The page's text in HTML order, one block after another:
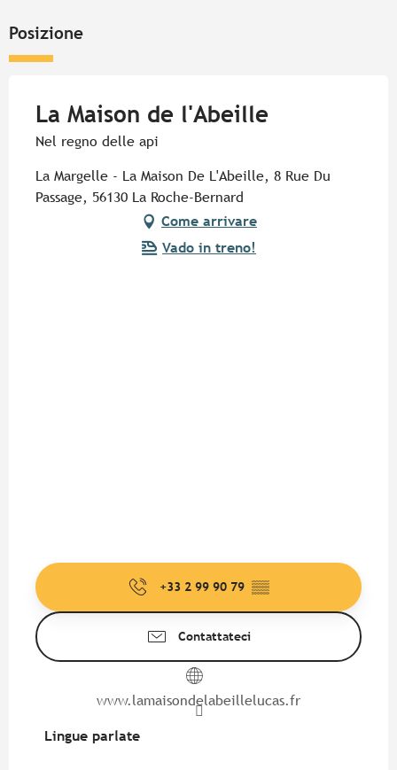
Posizione
La Maison de l'Abeille
Nel regno delle api
La Margelle - La Maison De L'Abeille, 8 Rue Du
Passage, 56130 La Roche-Bernard
Come arrivare
Vado in treno!
+33 2 99 90 79 ▒▒
Contattateci
www.lamaisondelabeillelucas.fr
Lingue parlate
Lingue parlate